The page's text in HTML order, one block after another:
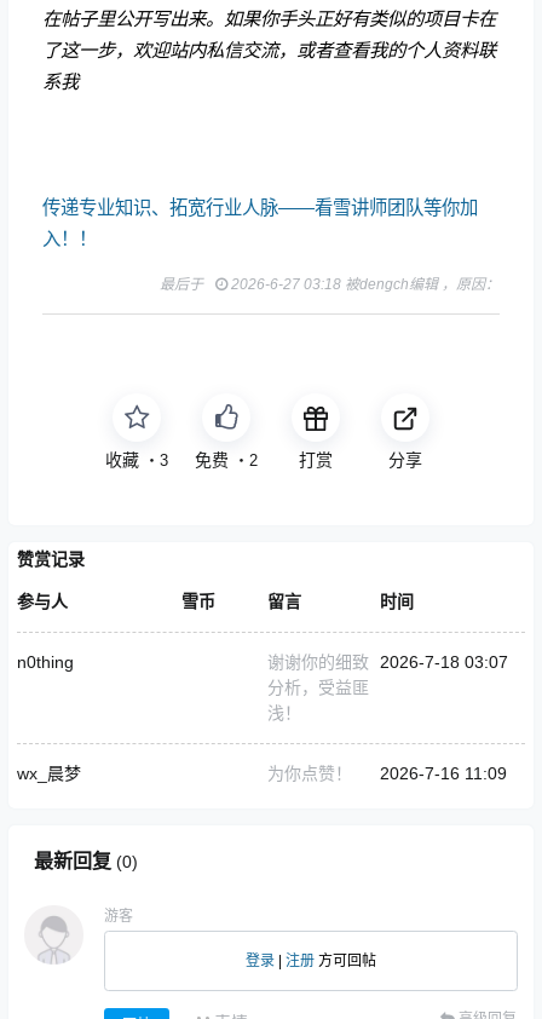
在帖子里公开写出来。如果你手头正好有类似的项目卡在
了这一步，欢迎站内私信交流，或者查看我的个人资料联
系我
传递专业知识、拓宽行业人脉——看雪讲师团队等你加
入！！
最后于 2026-6-27 03:18 被dengch编辑 ，原因：
收藏 ・ 3 免费 ・ 2 打赏 分享
赞赏记录
参与人 雪币 留言 时间
n0thing
谢谢你的细致
分析，受益匪
浅！
2026-7-18 03:07
wx_晨梦 为你点赞！ 2026-7-16 11:09
最新回复 (0)
游客
登录 注册 方可回帖